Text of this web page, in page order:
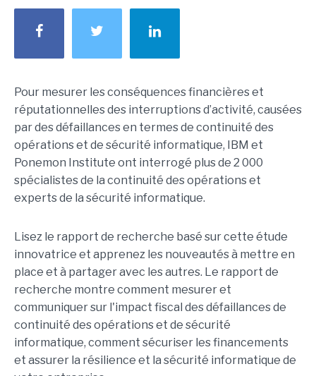
Pour mesurer les conséquences financières et
réputationnelles des interruptions d’activité, causées
par des défaillances en termes de continuité des
opérations et de sécurité informatique, IBM et
Ponemon Institute ont interrogé plus de 2 000
spécialistes de la continuité des opérations et
experts de la sécurité informatique.
Lisez le rapport de recherche basé sur cette étude
innovatrice et apprenez les nouveautés à mettre en
place et à partager avec les autres. Le rapport de
recherche montre comment mesurer et
communiquer sur l'impact fiscal des défaillances de
continuité des opérations et de sécurité
informatique, comment sécuriser les financements
et assurer la résilience et la sécurité informatique de